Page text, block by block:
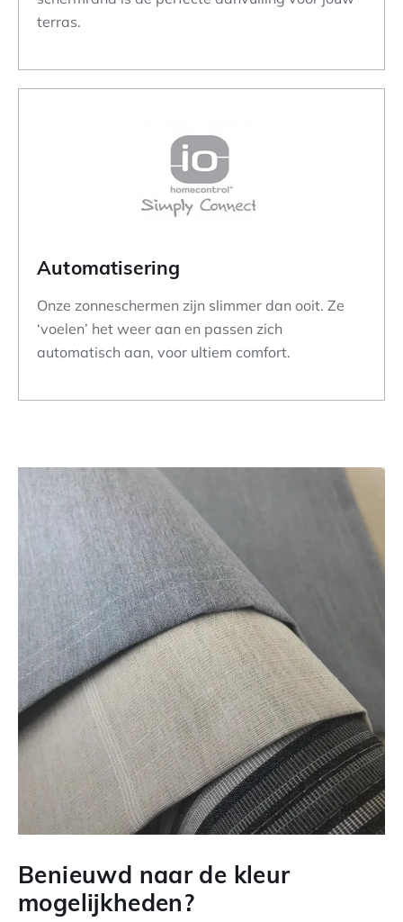
terras.
Automatisering
Onze zonneschermen zijn slimmer dan ooit. Ze
‘voelen’ het weer aan en passen zich
automatisch aan, voor ultiem comfort.
Benieuwd naar de kleur
mogelijkheden?